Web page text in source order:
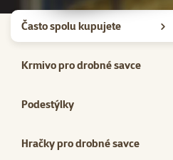
Často spolu kupujete
Krmivo pro drobné savce
Podestýlky
Hračky pro drobné savce